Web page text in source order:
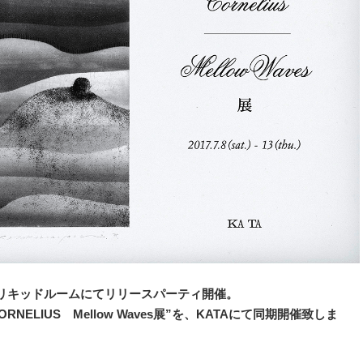
ッドルームにてリリースパーティ開催。
Mellow Waves展”を、KATAにて同期開催致しま